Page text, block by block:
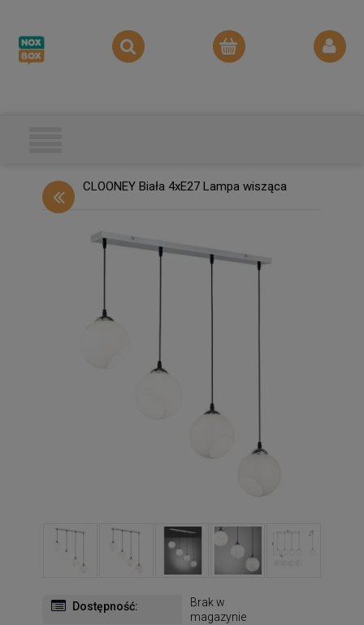
CLOONEY Biała 4xE27 Lampa wisząca
Dostępność:
Brak w
magazynie